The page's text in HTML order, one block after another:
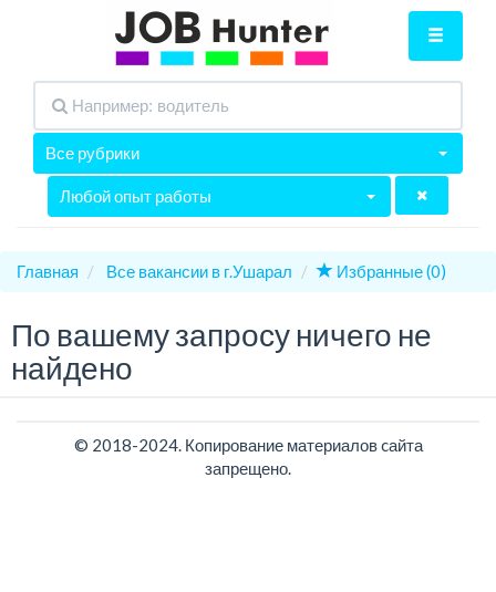
Все рубрики
Любой опыт работы
Главная Все вакансии в г.Ушарал Избранные (0)
По вашему запросу ничего не
найдено
© 2018-2024. Копирование материалов cайта
запрещено.